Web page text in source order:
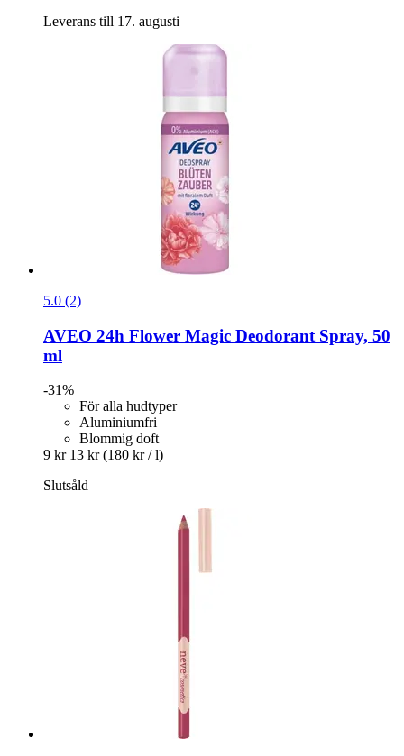
Leverans till 17. augusti
5.0 (2)
AVEO 24h Flower Magic Deodorant Spray, 50
ml
-31%
För alla hudtyper
Aluminiumfri
Blommig doft
9 kr 13 kr (180 kr / l)
Slutsåld